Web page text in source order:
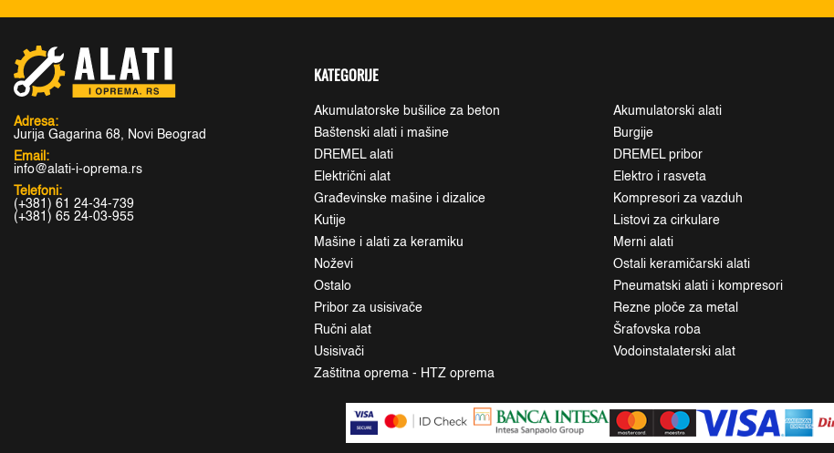
Adresa:
Jurija Gagarina 68, Novi Beograd
Email:
info@alati-i-oprema.rs
Telefoni:
(+381) 61 24-34-739
(+381) 65 24-03-955
KATEGORIJE
Akumulatorske bušilice za beton
Akumulatorski alati
Baštenski alati i mašine
Burgije
DREMEL alati
DREMEL pribor
Električni alat
Elektro i rasveta
Građevinske mašine i dizalice
Kompresori za vazduh
Kutije
Listovi za cirkulare
Mašine i alati za keramiku
Merni alati
Noževi
Ostali keramičarski alati
Ostalo
Pneumatski alati i kompresori
Pribor za usisivače
Rezne ploče za metal
Ručni alat
Šrafovska roba
Usisivači
Vodoinstalaterski alat
Zaštitna oprema - HTZ oprema